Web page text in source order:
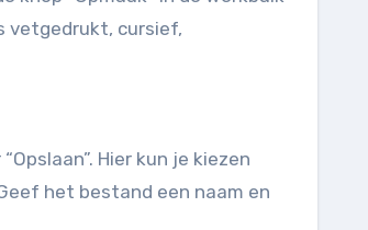
vetgedrukt, cursief,
Hier kun je kiezen
het bestand een naam en